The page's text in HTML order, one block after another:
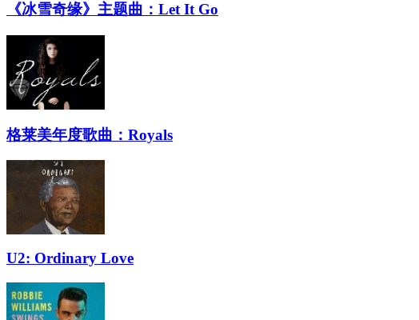
《冰雪奇缘》主题曲：Let It Go
格莱美年度歌曲：Royals
U2: Ordinary Love